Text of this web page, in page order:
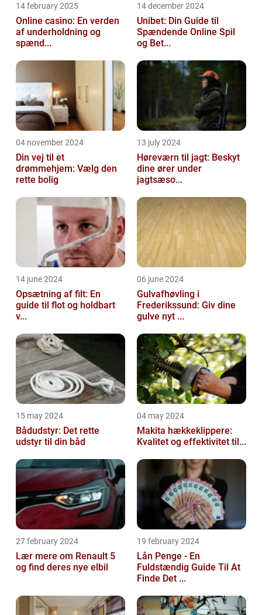
14 february 2025
Online casino: En verden
af underholdning og
spænd...
14 december 2024
Unibet: Din Guide til
Spændende Online Spil
og Bet...
04 november 2024
Din vej til et
drømmehjem: Vælg den
rette bolig
13 july 2024
Høreværn til jagt: Beskyt
dine ører under
jagtsæso...
14 june 2024
Opsætning af filt: En
guide til flot og holdbart
v...
06 june 2024
Gulvafhøvling i
Frederikssund: Giv dine
gulve nyt ...
15 may 2024
Bådudstyr: Det rette
udstyr til din båd
04 may 2024
Makita hækkeklippere:
Kvalitet og effektivitet til...
27 february 2024
Lær mere om Renault 5
og find deres nye elbil
19 february 2024
Lån Penge - En
Fuldstændig Guide Til At
Finde Det ...